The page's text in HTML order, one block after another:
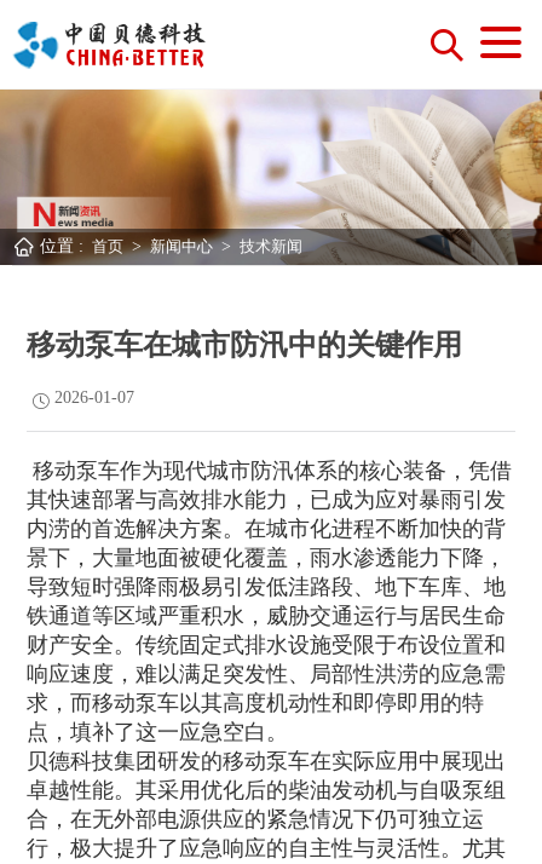
位置 : 首页 > 新闻中心 > 技术新闻
移动泵车在城市防汛中的关键作用
2026-01-07
移动泵车作为现代城市防汛体系的核心装备，凭借
其快速部署与高效排水能力，已成为应对暴雨引发
内涝的首选解决方案。在城市化进程不断加快的背
景下，大量地面被硬化覆盖，雨水渗透能力下降，
导致短时强降雨极易引发低洼路段、地下车库、地
铁通道等区域严重积水，威胁交通运行与居民生命
财产安全。传统固定式排水设施受限于布设位置和
响应速度，难以满足突发性、局部性洪涝的应急需
求，而移动泵车以其高度机动性和即停即用的特
点，填补了这一应急空白。
贝德科技集团研发的移动泵车在实际应用中展现出
卓越性能。其采用优化后的柴油发动机与自吸泵组
合，在无外部电源供应的紧急情况下仍可独立运
行，极大提升了应急响应的自主性与灵活性。尤其